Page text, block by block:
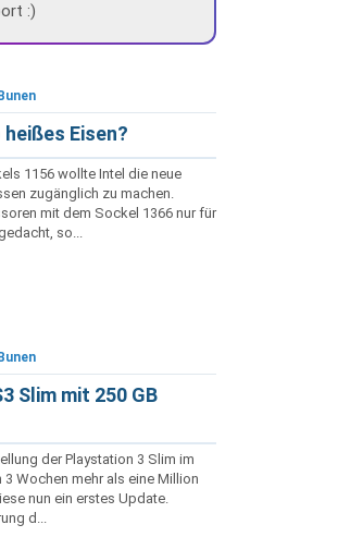
:)
Eisen?
1156 wollte Intel die neue
zugänglich zu machen.
mit dem Sockel 1366 nur für
so...
Slim mit 250 GB
der Playstation 3 Slim im
Wochen mehr als eine Million
nun ein erstes Update.
d...